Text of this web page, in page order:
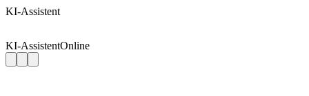
KI-Assistent
KI-AssistentOnline